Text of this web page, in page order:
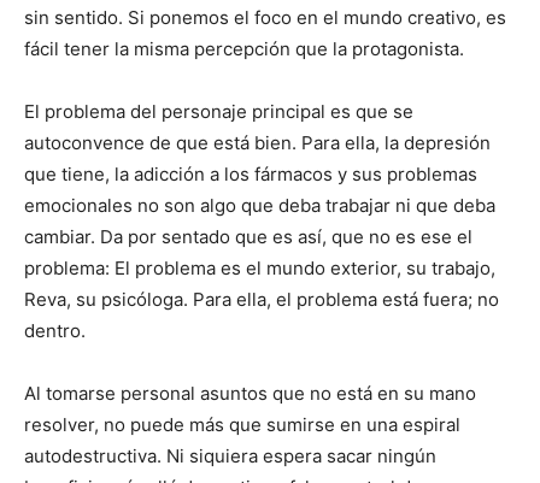
sin sentido. Si ponemos el foco en el mundo creativo, es
fácil tener la misma percepción que la protagonista.
El problema del personaje principal es que se
autoconvence de que está bien. Para ella, la depresión
que tiene, la adicción a los fármacos y sus problemas
emocionales no son algo que deba trabajar ni que deba
cambiar. Da por sentado que es así, que no es ese el
problema: El problema es el mundo exterior, su trabajo,
Reva, su psicóloga. Para ella, el problema está fuera; no
dentro.
Al tomarse personal asuntos que no está en su mano
resolver, no puede más que sumirse en una espiral
autodestructiva. Ni siquiera espera sacar ningún